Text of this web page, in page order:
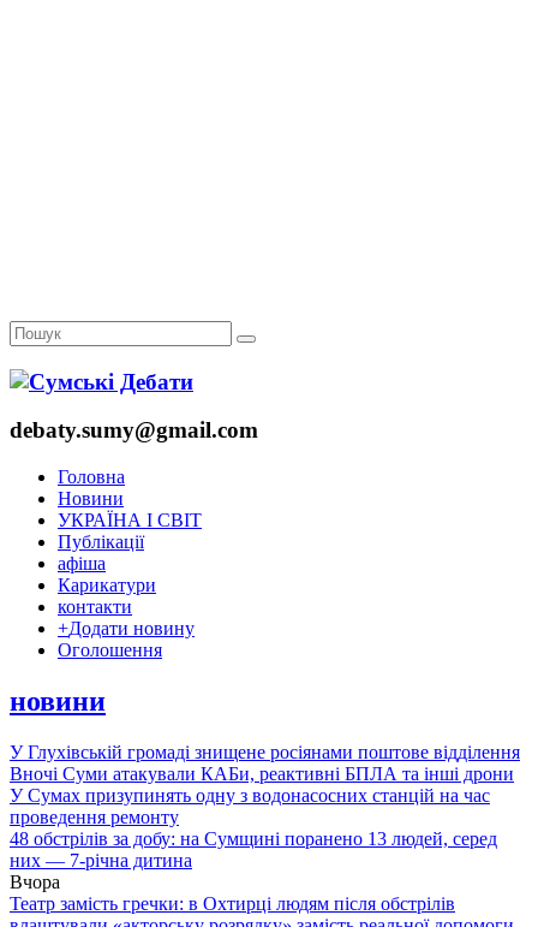
debaty.sumy@gmail.com
Головна
Новини
УКРАЇНА І СВІТ
Публікації
афіша
Карикатури
контакти
+Додати новину
Оголошення
новини
У Глухівській громаді знищене росіянами поштове відділення
Вночі Суми атакували КАБи, реактивні БПЛА та інші дрони
У Сумах призупинять одну з водонасосних станцій на час
проведення ремонту
48 обстрілів за добу: на Сумщині поранено 13 людей, серед
них — 7-річна дитина
Вчора
Театр замість гречки: в Охтирці людям після обстрілів